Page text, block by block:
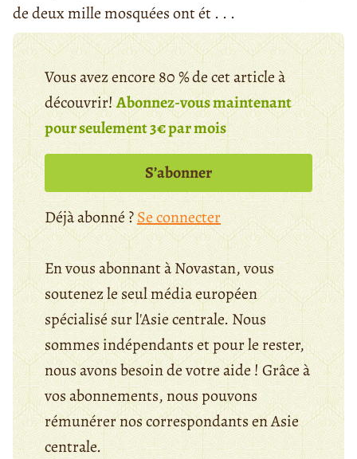
de deux mille mosquées ont ét . . .
Vous avez encore 80 % de cet article à
découvrir!Abonnez-vous maintenant
pour seulement 3€ par mois
S’abonner
Déjà abonné ?Se connecter
En vous abonnant à Novastan, vous
soutenez le seul média européen
spécialisé sur l'Asie centrale. Nous
sommes indépendants et pour le rester,
nous avons besoin de votre aide ! Grâce à
vos abonnements, nous pouvons
rémunérer nos correspondants en Asie
centrale.